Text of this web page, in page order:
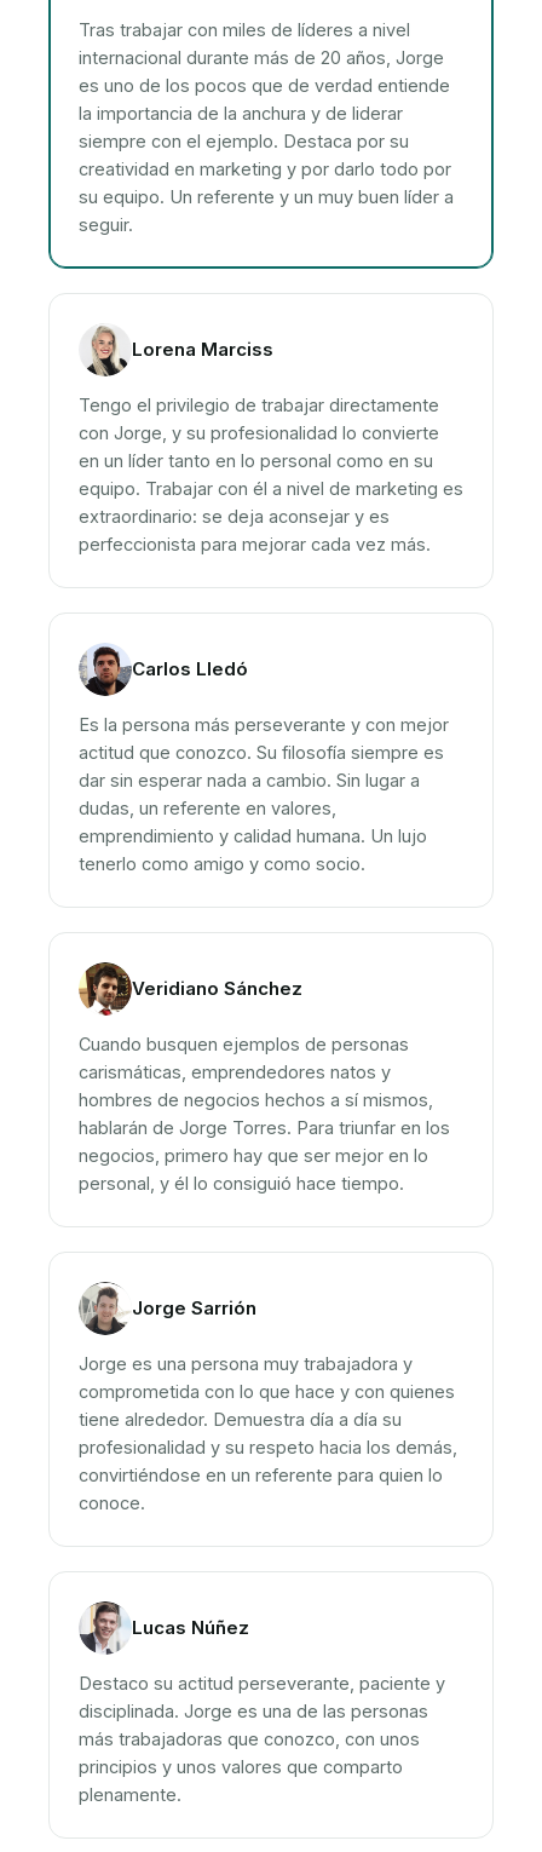
Tras trabajar con miles de líderes a nivel
internacional durante más de 20 años, Jorge
es uno de los pocos que de verdad entiende
la importancia de la anchura y de liderar
siempre con el ejemplo. Destaca por su
creatividad en marketing y por darlo todo por
su equipo. Un referente y un muy buen líder a
seguir.
Lorena Marciss
Tengo el privilegio de trabajar directamente
con Jorge, y su profesionalidad lo convierte
en un líder tanto en lo personal como en su
equipo. Trabajar con él a nivel de marketing es
extraordinario: se deja aconsejar y es
perfeccionista para mejorar cada vez más.
Carlos Lledó
Es la persona más perseverante y con mejor
actitud que conozco. Su filosofía siempre es
dar sin esperar nada a cambio. Sin lugar a
dudas, un referente en valores,
emprendimiento y calidad humana. Un lujo
tenerlo como amigo y como socio.
Veridiano Sánchez
Cuando busquen ejemplos de personas
carismáticas, emprendedores natos y
hombres de negocios hechos a sí mismos,
hablarán de Jorge Torres. Para triunfar en los
negocios, primero hay que ser mejor en lo
personal, y él lo consiguió hace tiempo.
Jorge Sarrión
Jorge es una persona muy trabajadora y
comprometida con lo que hace y con quienes
tiene alrededor. Demuestra día a día su
profesionalidad y su respeto hacia los demás,
convirtiéndose en un referente para quien lo
conoce.
Lucas Núñez
Destaco su actitud perseverante, paciente y
disciplinada. Jorge es una de las personas
más trabajadoras que conozco, con unos
principios y unos valores que comparto
plenamente.